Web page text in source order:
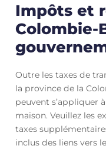
Impôts et
Outre les taxes de
la province de la
peuvent s’appliquer
maison. Veuillez les
taxes
inclus des liens vers